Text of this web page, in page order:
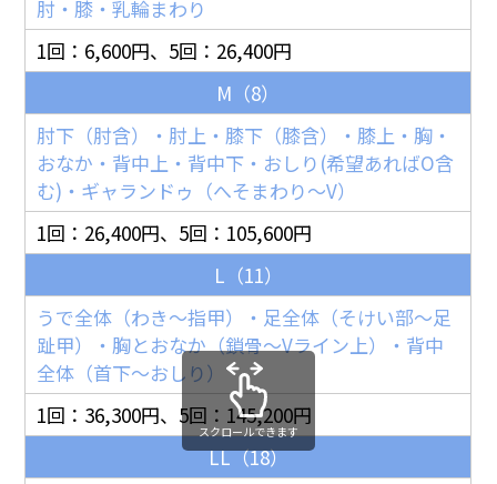
肘・膝・乳輪まわり
1回：6,600円、5回：26,400円
M（8）
肘下（肘含）・肘上・膝下（膝含）・膝上・胸・
おなか・背中上・背中下・おしり(希望あればO含
む)・ギャランドゥ（へそまわり〜V）
1回：26,400円、5回：105,600円
L（11）
うで全体（わき〜指甲）・足全体（そけい部〜足
趾甲）・胸とおなか（鎖骨〜Vライン上）・背中
全体（首下〜おしり）
1回：36,300円、5回：145,200円
LL（18）
スクロールできます